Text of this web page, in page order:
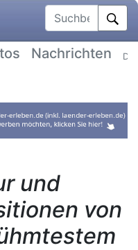
Suchbegriff
Nachrichten
und
von